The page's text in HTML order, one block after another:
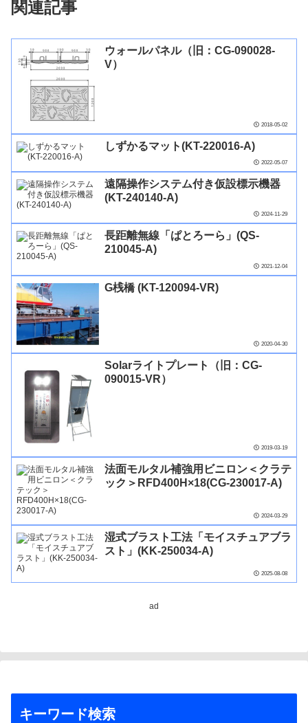
関連記事
ウォールパネル（旧：CG-090028-
V）
2018-05-02
しずかるマット(KT-220016-A)
2022-05-07
遠隔操作システム付き仮設標示機器
(KT-240140-A)
2024-11-29
長距離無線「ぱとろーら」(QS-
210045-A)
2021-12-04
G桟橋 (KT-120094-VR)
2020-04-30
Solarライトプレート（旧：CG-
090015-VR）
2019-03-19
法面モルタル補強用ビニロン＜クラテ
ック＞RFD400H×18(CG-230017-A)
2024-03-29
湿式ブラスト工法「モイスチュアブラ
スト」(KK-250034-A)
2025-08-08
ad
キーワード検索